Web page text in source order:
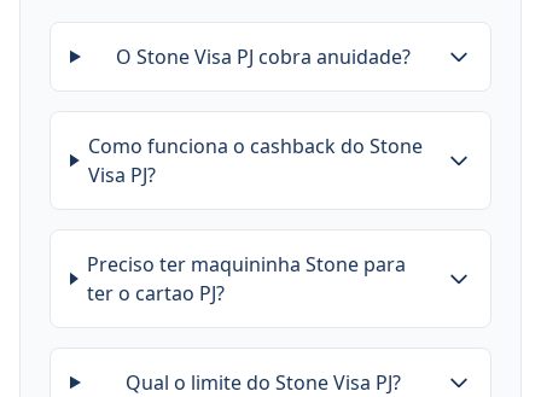
O Stone Visa PJ cobra anuidade?
Como funciona o cashback do Stone
Visa PJ?
Preciso ter maquininha Stone para
ter o cartao PJ?
Qual o limite do Stone Visa PJ?